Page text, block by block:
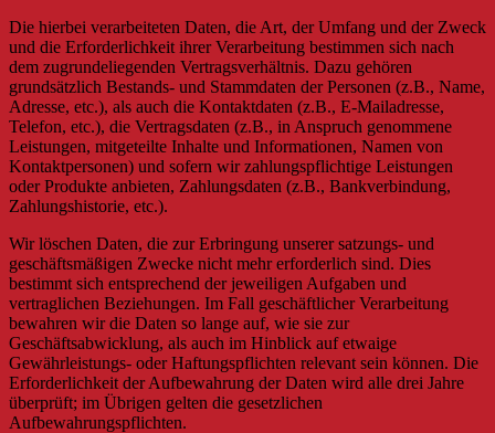
Die hierbei verarbeiteten Daten, die Art, der Umfang und der Zweck
und die Erforderlichkeit ihrer Verarbeitung bestimmen sich nach
dem zugrundeliegenden Vertragsverhältnis. Dazu gehören
grundsätzlich Bestands- und Stammdaten der Personen (z.B., Name,
Adresse, etc.), als auch die Kontaktdaten (z.B., E-Mailadresse,
Telefon, etc.), die Vertragsdaten (z.B., in Anspruch genommene
Leistungen, mitgeteilte Inhalte und Informationen, Namen von
Kontaktpersonen) und sofern wir zahlungspflichtige Leistungen
oder Produkte anbieten, Zahlungsdaten (z.B., Bankverbindung,
Zahlungshistorie, etc.).
Wir löschen Daten, die zur Erbringung unserer satzungs- und
geschäftsmäßigen Zwecke nicht mehr erforderlich sind. Dies
bestimmt sich entsprechend der jeweiligen Aufgaben und
vertraglichen Beziehungen. Im Fall geschäftlicher Verarbeitung
bewahren wir die Daten so lange auf, wie sie zur
Geschäftsabwicklung, als auch im Hinblick auf etwaige
Gewährleistungs- oder Haftungspflichten relevant sein können. Die
Erforderlichkeit der Aufbewahrung der Daten wird alle drei Jahre
überprüft; im Übrigen gelten die gesetzlichen
Aufbewahrungspflichten.